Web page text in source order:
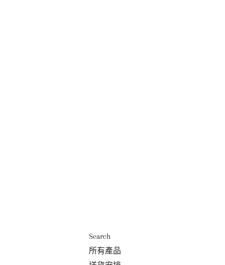
Search
所有產品